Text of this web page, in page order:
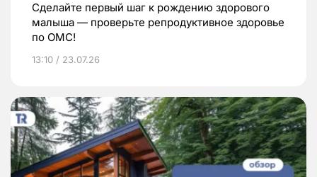
Сделайте первый шаг к рождению здорового
малыша — проверьте репродуктивное здоровье
по ОМС!
13:10 / 23.07.26